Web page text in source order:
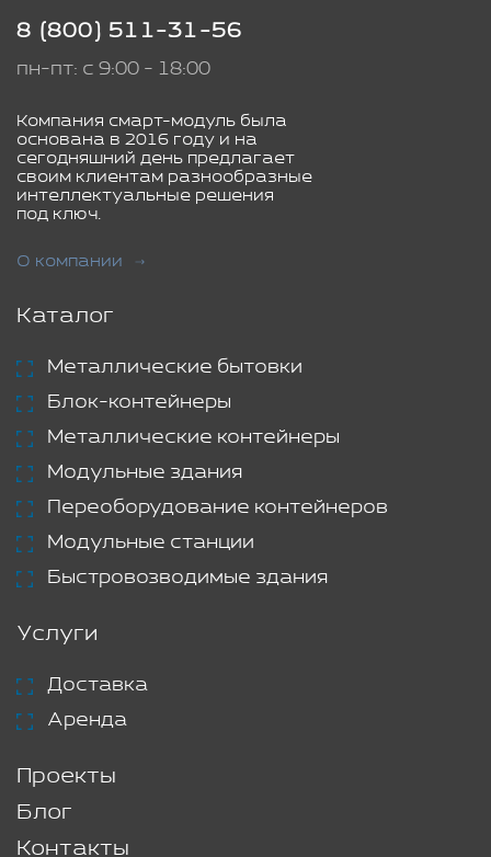
8 (800) 511-31-56
пн-пт: с 9:00 - 18:00
Компания смарт-модуль была
основана в 2016 году и на
сегодняшний день предлагает
своим клиентам разнообразные
интеллектуальные решения
под ключ.
О компании
Каталог
Металлические бытовки
Блок-контейнеры
Металлические контейнеры
Модульные здания
Переоборудование контейнеров
Модульные станции
Быстровозводимые здания
Услуги
Доставка
Аренда
Проекты
Блог
Контакты